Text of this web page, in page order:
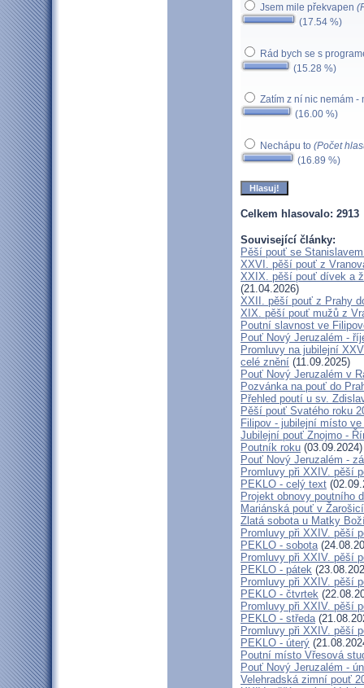
Jsem mile překvapen
(17.54 %)
Rád bych se s
(15.28 %)
Zatím z ní nic nemám
(16.00 %)
Nechápu to (Počet
(16.89 %)
Celkem hlasovalo: 2913
Související články:
Pěší pouť se
XXVI. pěší pouť z
XXIX. pěší pouť dívek a
(21.04.2026)
XXII. pěší pouť z Prahy
XIX. pěší pouť mužů z
Poutní slavnost ve
Pouť Nový Jeruzalém -
Promluvy na jubilejní
celé znění (11.09.2025)
Pouť Nový Jeruzalém v
Pozvánka na pouť do
Přehled poutí u sv.
Pěší pouť Svatého roku
Filipov - jubilejní místo
Jubilejní pouť Znojmo -
Poutník roku (03.09.2024)
Pouť Nový Jeruzalém -
Promluvy při XXIV. pěší
PEKLO - celý text
Projekt obnovy poutního
Mariánská pouť v
Zlatá sobota u Matky
Promluvy při XXIV. pěší
PEKLO - sobota
Promluvy při XXIV. pěší
PEKLO - pátek
Promluvy při XXIV. pěší
PEKLO - čtvrtek
Promluvy při XXIV. pěší
PEKLO - středa
Promluvy při XXIV. pěší
PEKLO - úterý
Poutní místo Vřesová
Pouť Nový Jeruzalém -
Velehradská zimní pouť